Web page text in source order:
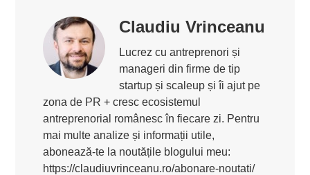
Claudiu Vrinceanu
Lucrez cu antreprenori și
manageri din firme de tip
startup și scaleup și îi ajut pe
zona de PR + cresc ecosistemul
antreprenorial românesc în fiecare zi. Pentru
mai multe analize și informații utile,
abonează-te la noutățile blogului meu:
https://claudiuvrinceanu.ro/abonare-noutati/